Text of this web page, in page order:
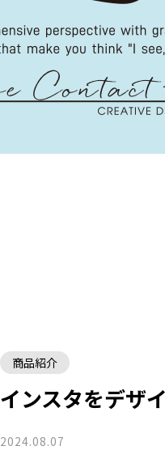
商品紹介
インスタをデザ
2024.08.07